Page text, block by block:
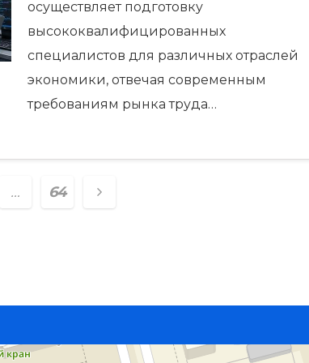
осуществляет подготовку
высококвалифицированных
специалистов для различных отраслей
экономики, отвечая современным
требованиям рынка труда…
… 64